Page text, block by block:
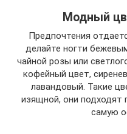
Модный
Предпочтения
делайте ногти
чайной розы или
кофейный цвет,
лавандовый. Такие
изящной, они подходят
самую